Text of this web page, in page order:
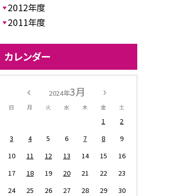
2012年度
2011年度
カレンダー
2024年3月
日 月 火 水 木 金 土
1
2
3
4 5 6 7 8
9
10
11 12 13 14 15
16
17
18 19 20 21 22
23
24
25 26 27 28 29
30